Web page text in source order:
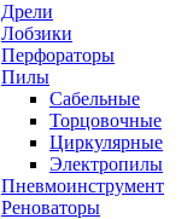
Дрели
Лобзики
Перфораторы
Пилы
Сабельные
Торцовочные
Циркулярные
Электропилы
Пневмоинструмент
Реноваторы